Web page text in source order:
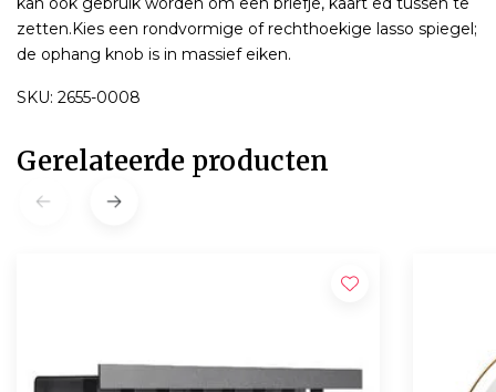
zetten.Kies een rondvormige of rechthoekige lasso spiegel;
de ophang knob is in massief eiken.
SKU: 2655-0008
Gerelateerde producten